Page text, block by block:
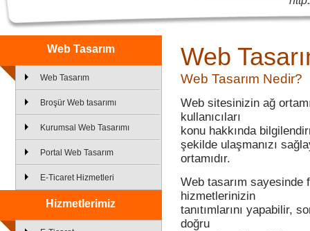
Web Tasarım
Web Tasarım
Broşür Web tasarımı
Kurumsal Web Tasarımı
Portal Web Tasarım
E-Ticaret Hizmetleri
Hizmetlerimiz
Web
Web Tasarım Nedir?
Web sitesinizin ağ
kullanıcıları
konu hakkında
şekilde ulaşmanızı
ortamıdır.
Web tasarım sayesinde
hizmetlerinizin
tanıtımlarını yapabilir,
doğru